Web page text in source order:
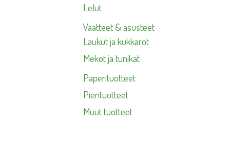
Lelut
Vaatteet & asusteet
Laukut ja kukkarot
Mekot ja tunikat
Paperituotteet
Pientuotteet
Muut tuotteet